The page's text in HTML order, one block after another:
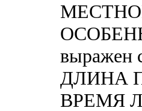
выражен
ДЛИНА
ВРЕМЯ